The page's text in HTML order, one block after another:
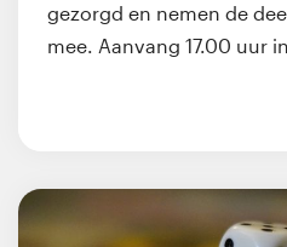
gezorgd en nemen de
mee. Aanvang 17.00 uur